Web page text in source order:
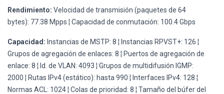
Rendimiento: Velocidad de transmisión (paquetes de 64
bytes): 77.38 Mpps ¦ Capacidad de conmutación: 100.4 Gbps
Capacidad: Instancias de MSTP: 8 ¦ Instancias RPVST+: 126 ¦
Grupos de agregación de enlaces: 8 ¦ Puertos de agregación de
enlace: 8 ¦ Id. de VLAN: 4093 ¦ Grupos de multidifusión IGMP:
2000 ¦ Rutas IPv4 (estático): hasta 990 ¦ Interfaces IPv4: 128 ¦
Normas ACL: 1024 ¦ Colas de prioridad: 8 ¦ Tamaño del búfer del